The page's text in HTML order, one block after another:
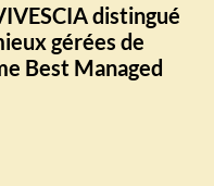
distingué
gérées de
Best Managed